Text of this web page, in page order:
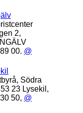
2,
00. @
Södra
23 Lysekil,
50, @